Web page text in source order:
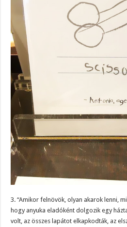
3. “Amikor felnövök, olyan akarok lenni,
hogy anyuka eladóként dolgozik egy
volt, az összes lapátot elkapkodták, az